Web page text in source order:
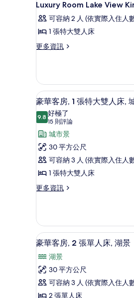
的
客
房
篩
選
示
Luxury
Room
Lake
Bed
的
所
有
相
片
8
Luxury Room Lake View
可容納 2 人 (依實際入住人
1 張特大雙人床
更多資訊
更
Lake
View
King
的
情
顯
示
豪
華
客
房,
1
張
雙
人
床,
城
市
景
6
豪華客房, 1 張特大雙人床,
9.89.8 分，滿分 10 分
好極了
15 則評論
(15
則
評
論)
城市景
30 平方公尺
可容納 3 人 (依實際入住人
1 張特大雙人床
更多資訊
更
客
房,
1
特
大
雙
人
床,
顯
豪
華
客
5
豪華客房, 2 張單人床, 湖景
湖景
30 平方公尺
可容納 3 人 (依實際入住人
2 張單人床